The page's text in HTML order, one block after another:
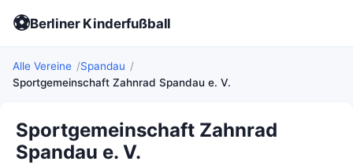
⚽Berliner Kinderfußball
Alle Vereine
Spandau
Sportgemeinschaft Zahnrad Spandau e. V.
Sportgemeinschaft Zahnrad
Spandau e. V.